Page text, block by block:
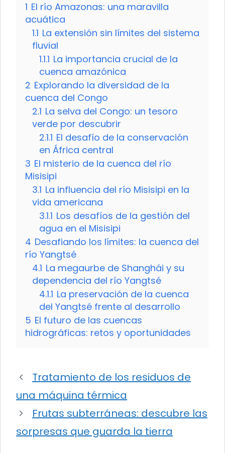
1 El río Amazonas: una maravilla
acuática
1.1 La extensión sin límites del sistema
fluvial
1.1.1 La importancia crucial de la
cuenca amazónica
2 Explorando la diversidad de la
cuenca del Congo
2.1 La selva del Congo: un tesoro
verde por descubrir
2.1.1 El desafío de la conservación
en África central
3 El misterio de la cuenca del río
Misisipi
3.1 La influencia del río Misisipi en la
vida americana
3.1.1 Los desafíos de la gestión del
agua en el Misisipi
4 Desafiando los límites: la cuenca del
río Yangtsé
4.1 La megaurbe de Shanghái y su
dependencia del río Yangtsé
4.1.1 La preservación de la cuenca
del Yangtsé frente al desarrollo
5 El futuro de las cuencas
hidrográficas: retos y oportunidades
Tratamiento de los residuos de
una máquina térmica
Frutas subterráneas: descubre las
sorpresas que guarda la tierra